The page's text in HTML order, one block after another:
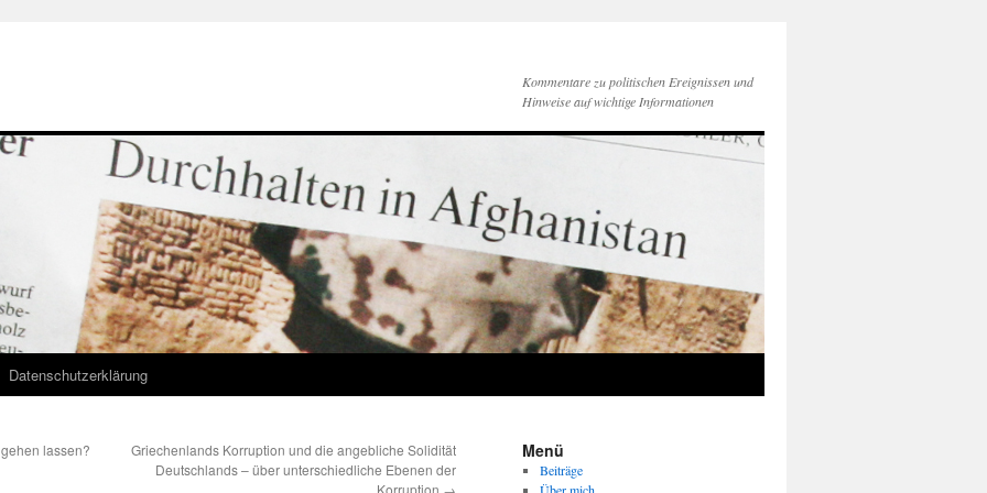
Kommentare zu politischen Ereignissen und
Hinweise auf wichtige Informationen
Datenschutzerklärung
lassen?
Griechenlands Korruption und die angebliche Solidität
Deutschlands – über unterschiedliche Ebenen der
Korruption →
Menü
Beiträge